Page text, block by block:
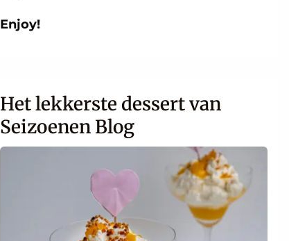
Enjoy!
Het lekkerste dessert van
Seizoenen Blog